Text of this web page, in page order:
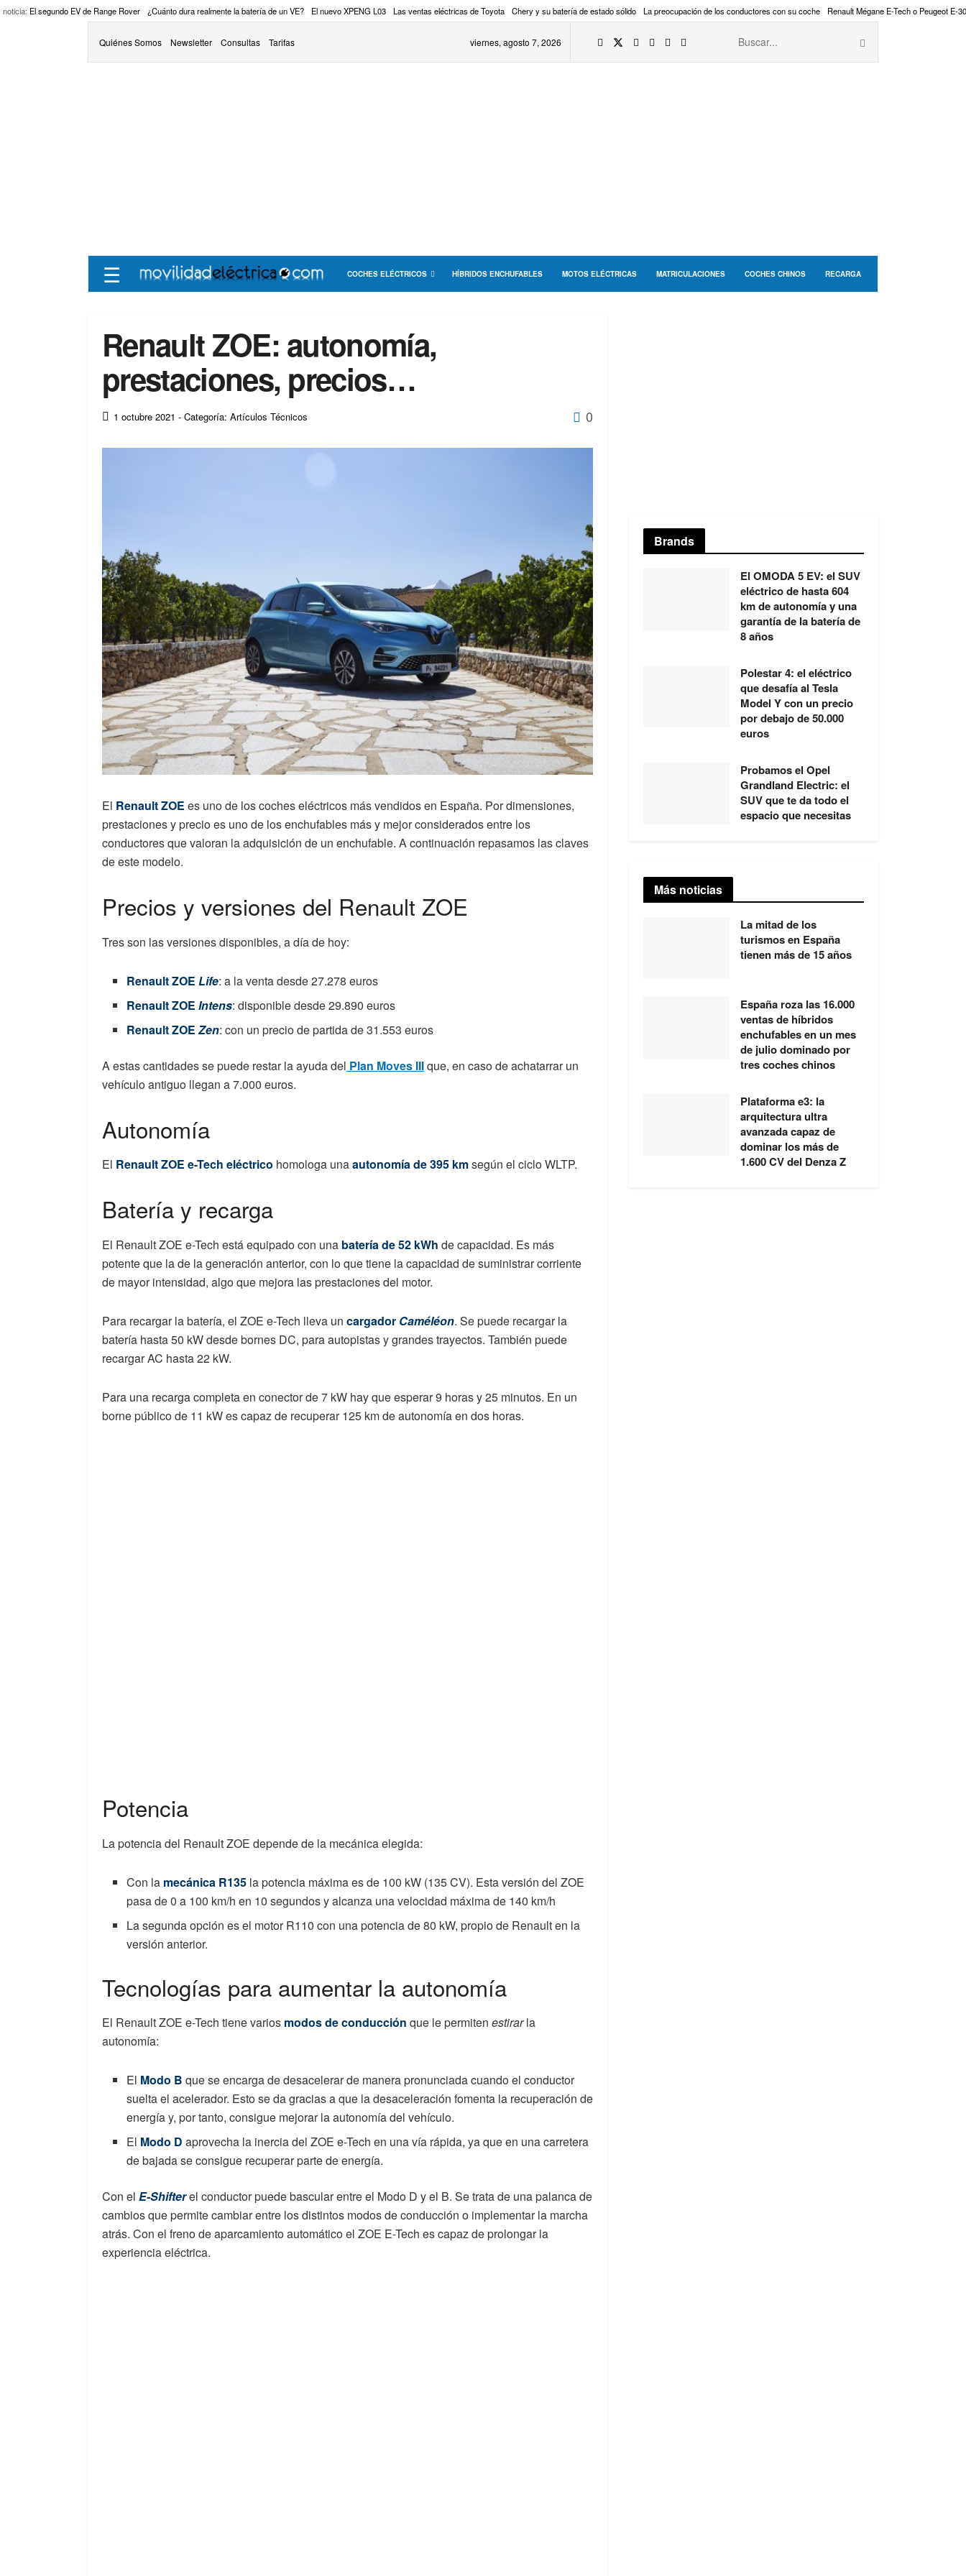
noticia: El segundo EV de Range Rover ¿Cuánto dura realmente la batería de un VE? El nuevo XPENG L03 Las ventas eléctricas de Toyota Chery y su batería de estado sólido La preocupación de los conductores con su coche Renault Mégane E-Tech o Peugeot E-
Quiénes Somos Newsletter Consultas Tarifas viernes, agosto 7, 2026
☰ COCHES ELÉCTRICOS HÍBRIDOS ENCHUFABLES MOTOS ELÉCTRICAS MATRICULACIONES COCHES CHINOS RECARGA
Renault ZOE: autonomía,
prestaciones, precios…
1 octubre 2021 - Categoría: Artículos Técnicos 0
El Renault ZOE es uno de los coches eléctricos más vendidos en España. Por dimensiones,
prestaciones y precio es uno de los enchufables más y mejor considerados entre los
conductores que valoran la adquisición de un enchufable. A continuación repasamos las claves
de este modelo.
Precios y versiones del Renault ZOE
Tres son las versiones disponibles, a día de hoy:
Renault ZOE Life: a la venta desde 27.278 euros
Renault ZOEIntens: disponible desde 29.890 euros
Renault ZOEZen: con un precio de partida de 31.553 euros
A estas cantidades se puede restar la ayuda del Plan Moves IIIque, en caso de achatarrar un
vehículo antiguo llegan a 7.000 euros.
Autonomía
El Renault ZOE e-Tech eléctrico homologa unaautonomía de 395 kmsegún el ciclo WLTP.
Batería y recarga
El Renault ZOE e-Tech está equipado con una batería de 52 kWh de capacidad. Es más
potente que la de la generación anterior, con lo que tiene la capacidad de suministrar corriente
de mayor intensidad, algo que mejora las prestaciones del motor.
Para recargar la batería, el ZOE e-Tech lleva un cargador Caméléon. Se puede recargar la
batería hasta 50 kW desde bornes DC, para autopistas y grandes trayectos. También puede
recargar AC hasta 22 kW.
Para una recarga completa en conector de 7 kW hay que esperar 9 horas y 25 minutos. En un
borne público de 11 kW es capaz de recuperar 125 km de autonomía en dos horas.
Potencia
La potencia del Renault ZOE depende de la mecánica elegida:
Con la mecánica R135 la potencia máxima es de 100 kW (135 CV). Esta versión del ZOE
pasa de 0 a 100 km/h en 10 segundos y alcanza una velocidad máxima de 140 km/h
La segunda opción es el motor R110 con una potencia de 80 kW, propio de Renault en la
versión anterior.
Tecnologías para aumentar la autonomía
El Renault ZOE e-Tech tiene varios modos de conducción que le permiten estirarla
autonomía:
El Modo B que se encarga de desacelerar de manera pronunciada cuando el conductor
suelta el acelerador. Esto se da gracias a que la desaceleración fomenta la recuperación de
energía y, por tanto, consigue mejorar la autonomía del vehículo.
El Modo D aprovecha la inercia del ZOE e-Tech en una vía rápida, ya que en una carretera
de bajada se consigue recuperar parte de energía.
Con el E-Shifterel conductor puede bascular entre el Modo D y el B. Se trata de una palanca de
cambios que permite cambiar entre los distintos modos de conducción o implementar la marcha
atrás. Con el freno de aparcamiento automático el ZOE E-Tech es capaz de prolongar la
experiencia eléctrica.
Brands
El OMODA 5 EV: el SUV
eléctrico de hasta 604
km de autonomía y una
garantía de la batería de
8 años
Polestar 4: el eléctrico
que desafía al Tesla
Model Y con un precio
por debajo de 50.000
euros
Probamos el Opel
Grandland Electric: el
SUV que te da todo el
espacio que necesitas
Más noticias
La mitad de los
turismos en España
tienen más de 15 años
España roza las 16.000
ventas de híbridos
enchufables en un mes
de julio dominado por
tres coches chinos
Plataforma e3: la
arquitectura ultra
avanzada capaz de
dominar los más de
1.600 CV del Denza Z